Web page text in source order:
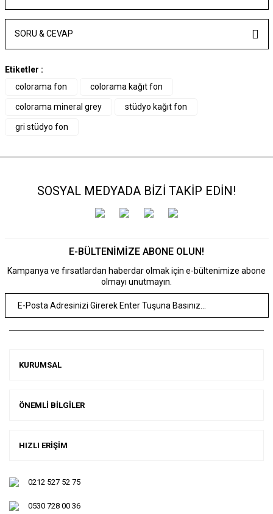
SORU & CEVAP
Etiketler :
colorama fon
colorama kağıt fon
colorama mineral grey stüdyo kağıt fon
gri stüdyo fon
SOSYAL MEDYADA BİZİ TAKİP EDİN!
E-BÜLTENİMİZE ABONE OLUN!
Kampanya ve fırsatlardan haberdar olmak için e-bültenimize abone
olmayı unutmayın.
KURUMSAL
ÖNEMLİ BİLGİLER
HIZLI ERİŞİM
0212 527 52 75
0530 728 00 36